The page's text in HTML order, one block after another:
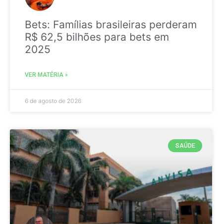
Bets: Famílias brasileiras perderam
R$ 62,5 bilhões para bets em
2025
VER MATÉRIA »
6 de agosto de 2026
SAÚDE